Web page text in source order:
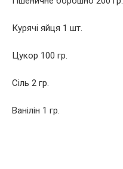
Курячі яйця 1 шт.
Цукор 100 гр.
Сіль 2 гр.
Ванілін 1 гр.